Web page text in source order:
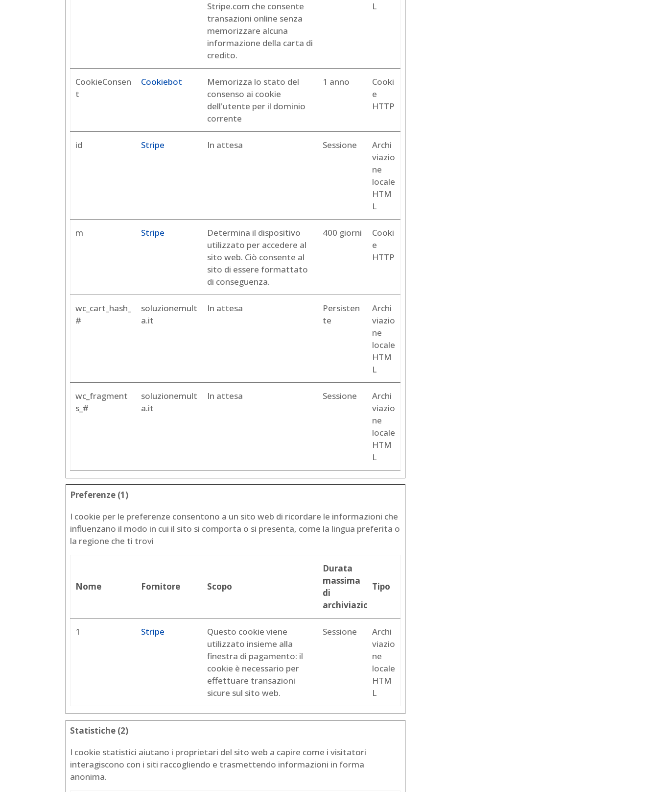
Stripe.com che consente
transazioni online senza
memorizzare alcuna
informazione della carta di
credito.
L
CookieConsen
t
Cookiebot
Memorizza lo stato del
consenso ai cookie
dell'utente per il dominio
corrente
1 anno
Cooki
e
HTTP
id Stripe In attesa Sessione
Archi
viazio
ne
locale
HTM
L
m Stripe
Determina il dispositivo
utilizzato per accedere al
sito web. Ciò consente al
sito di essere formattato
di conseguenza.
400 giorni
Cooki
e
HTTP
wc_cart_hash_
#
soluzionemult
a.it
In attesa
Persisten
te
Archi
viazio
ne
locale
HTM
L
wc_fragment
s_#
soluzionemult
a.it
In attesa Sessione
Archi
viazio
ne
locale
HTM
L
Preferenze (1)
I cookie per le preferenze consentono a un sito web di ricordare le informazioni che
influenzano il modo in cui il sito si comporta o si presenta, come la lingua preferita o
la regione che ti trovi
Nome Fornitore Scopo
Durata
massima
di
archiviazione
Tipo
1 Stripe
Questo cookie viene
utilizzato insieme alla
finestra di pagamento: il
cookie è necessario per
effettuare transazioni
sicure sul sito web.
Sessione
Archi
viazio
ne
locale
HTM
L
Statistiche (2)
I cookie statistici aiutano i proprietari del sito web a capire come i visitatori
interagiscono con i siti raccogliendo e trasmettendo informazioni in forma
anonima.